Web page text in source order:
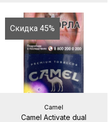
Скидка 45%
Camel
Camel Activate dual